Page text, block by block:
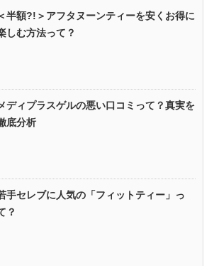
半額?!＞アフタヌーンティーを安くお得に
しむ方法って？
ディプラスゲルの悪い口コミって？真実を
底分析
手セレブに人気の「フィットティー」っ
？